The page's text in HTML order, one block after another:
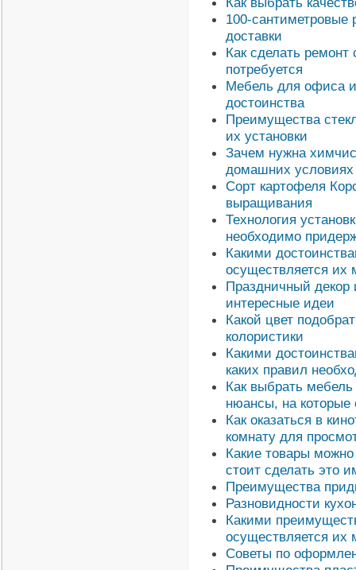
100-сантиметровые
доставки
Как сделать
потребуется
Мебель для офиса
достоинства
Преимущества
их установки
Зачем нужна
домашних условиях
Сорт картофеля
выращивания
Технология
необходимо
Какими
осуществляется их
Праздничный декор
интересные идеи
Какой цвет
колористики
Какими
каких правил
Как выбрать
нюансы, на которые
Как оказаться в
комнату для
Какие товары
стоит сделать это
Преимущества
Разновидности
Какими
осуществляется их
Советы по